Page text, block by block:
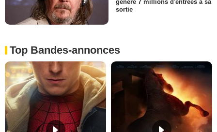
généré 7 millions d'entrées à sa
sortie
Top Bandes-annonces